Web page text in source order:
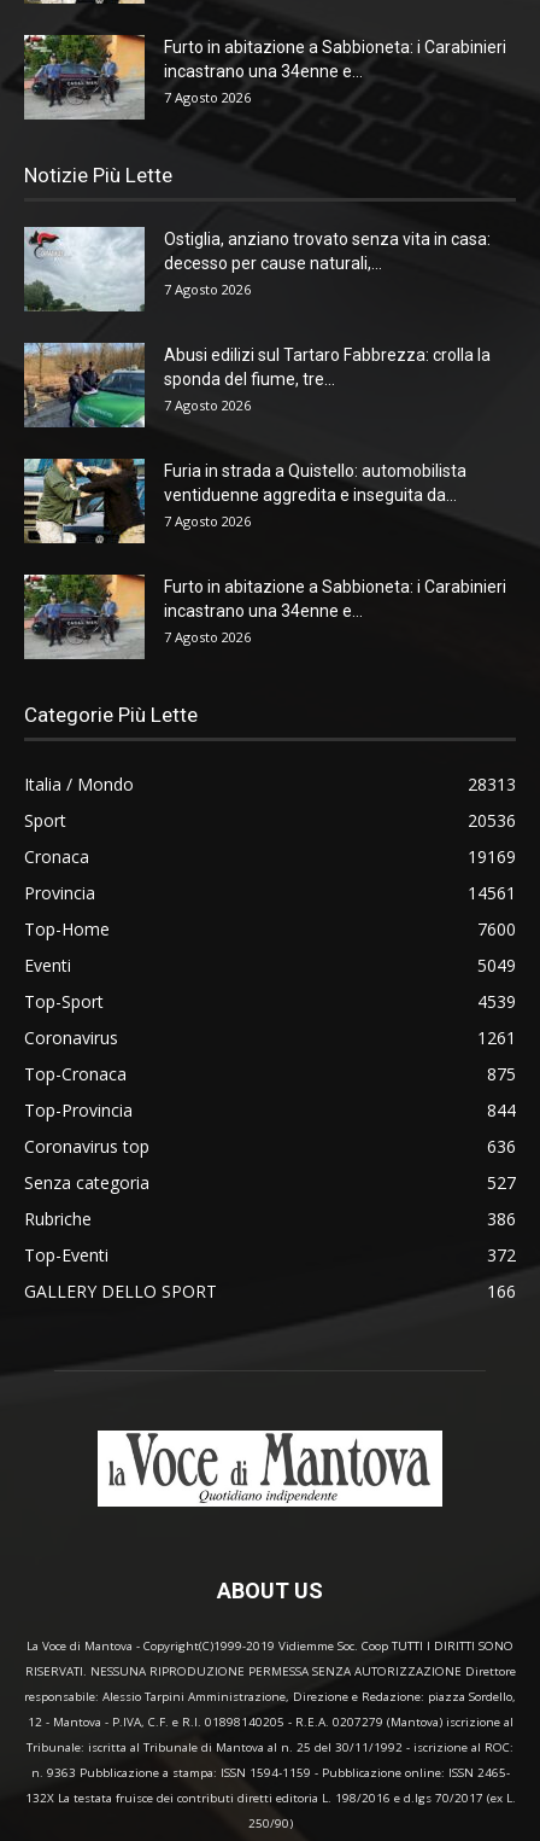
Furto in abitazione a Sabbioneta: i Carabinieri
incastrano una 34enne e...
7 Agosto 2026
Notizie Più Lette
Ostiglia, anziano trovato senza vita in casa:
decesso per cause naturali,...
7 Agosto 2026
Abusi edilizi sul Tartaro Fabbrezza: crolla la
sponda del fiume, tre...
7 Agosto 2026
Furia in strada a Quistello: automobilista
ventiduenne aggredita e inseguita da...
7 Agosto 2026
Furto in abitazione a Sabbioneta: i Carabinieri
incastrano una 34enne e...
7 Agosto 2026
Categorie Più Lette
Italia / Mondo
28313
Sport
20536
Cronaca
19169
Provincia
14561
Top-Home
7600
Eventi
5049
Top-Sport
4539
Coronavirus
1261
Top-Cronaca
875
Top-Provincia
844
Coronavirus top
636
Senza categoria
527
Rubriche
386
Top-Eventi
372
GALLERY DELLO SPORT
166
ABOUT US
La Voce di Mantova - Copyright(C)1999-2019 Vidiemme Soc. Coop TUTTI I DIRITTI SONO
RISERVATI. NESSUNA RIPRODUZIONE PERMESSA SENZA AUTORIZZAZIONE Direttore
responsabile: Alessio Tarpini Amministrazione, Direzione e Redazione: piazza Sordello,
12 - Mantova - P.IVA, C.F. e R.I. 01898140205 - R.E.A. 0207279 (Mantova) iscrizione al
Tribunale: iscritta al Tribunale di Mantova al n. 25 del 30/11/1992 - iscrizione al ROC:
n. 9363 Pubblicazione a stampa: ISSN 1594-1159 - Pubblicazione online: ISSN 2465-
132X La testata fruisce dei contributi diretti editoria L. 198/2016 e d.lgs 70/2017 (ex L.
250/90)